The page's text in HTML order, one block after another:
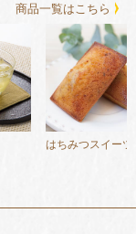
商品⼀覧はこちら
はちみつスイーツ